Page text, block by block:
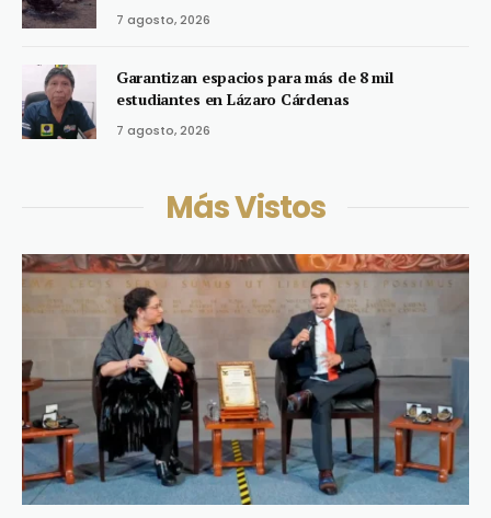
7 agosto, 2026
Garantizan espacios para más de 8 mil
estudiantes en Lázaro Cárdenas
7 agosto, 2026
Más Vistos